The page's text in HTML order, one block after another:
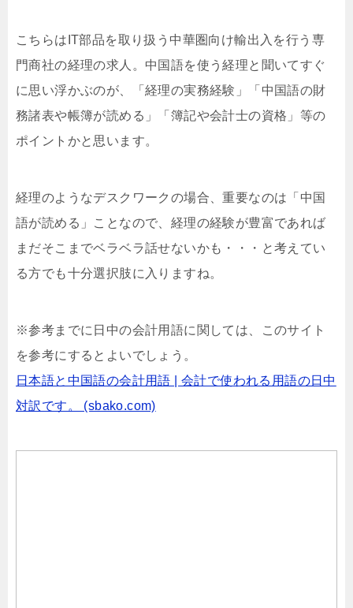
こちらはIT部品を取り扱う中華圏向け輸出入を行う専
門商社の経理の求人。中国語を使う経理と聞いてすぐ
に思い浮かぶのが、「経理の実務経験」「中国語の財
務諸表や帳簿が読める」「簿記や会計士の資格」等の
ポイントかと思います。
経理のようなデスクワークの場合、重要なのは「中国
語が読める」ことなので、経理の経験が豊富であれば
まだそこまでベラベラ話せないかも・・・と考えてい
る方でも十分選択肢に入りますね。
※参考までに日中の会計用語に関しては、このサイト
を参考にするとよいでしょう。
日本語と中国語の会計用語 | 会計で使われる用語の日中
対訳です。 (sbako.com)